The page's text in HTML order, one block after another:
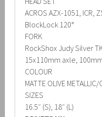
ACROS AZX-1051, ICR,
BlockLock 120°
FORK
RockShox Judy Silver
15x110mm axle,
COLOUR
MATTE OLIVE METALLIC/
SIZES
16.5″ (S), 18″ (L)